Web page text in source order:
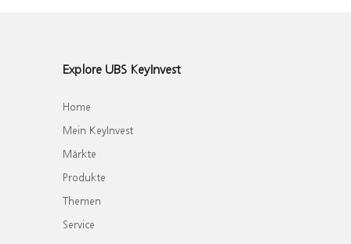
Explore UBS KeyInvest
Home
Mein KeyInvest
Märkte
Produkte
Themen
Service